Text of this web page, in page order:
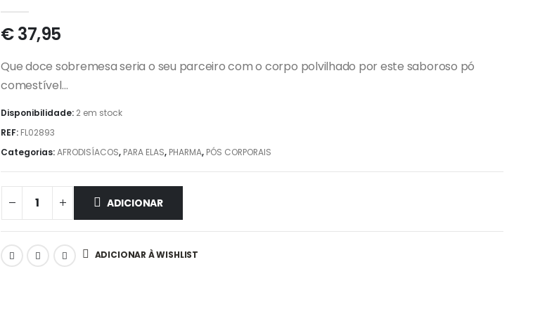
€37,95
Que doce sobremesa seria o seu parceiro com o corpo polvilhado por este saboroso pó
comestível…
Disponibilidade: 2 em stock
REF: FL02893
Categorias:AFRODISÍACOS, PARA ELAS, PHARMA, PÓS CORPORAIS
ADICIONAR
ADICIONAR À WISHLIST